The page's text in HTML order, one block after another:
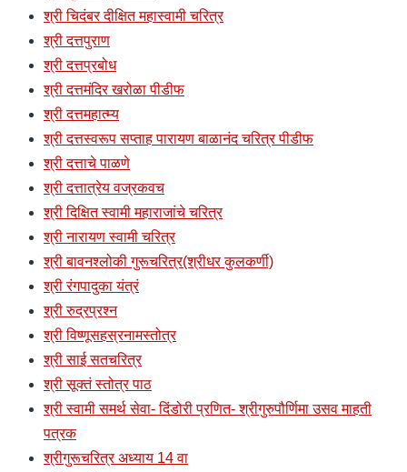
श्री चिदंबर दीक्षित महास्वामी चरित्र
श्री दत्तपुराण
श्री दत्तप्रबोध
श्री दत्तमंदिर खरोळा पीडीफ
श्री दत्तमहात्म्य
श्री दत्तस्वरूप सप्ताह पारायण बाळानंद चरित्र पीडीफ
श्री दत्ताचे पाळणे
श्री दत्तात्रेय वज्रकवच
श्री दिक्षित स्वामी महाराजांचे चरित्र
श्री नारायण स्वामी चरित्र
श्री बावनश्लोकी गुरूचरित्र(श्रीधर कुलकर्णी)
श्री रंगपादुका यंत्रं
श्री रुद्रप्रश्न
श्री विष्णूसहस्रनामस्तोत्र
श्री साई सतचरित्र
श्री सूक्तं स्तोत्र पाठ
श्री स्वामी समर्थ सेवा- दिंडोरी प्रणित- श्रीगुरुपौर्णिमा उसव माहती
पत्रक
श्रीगुरूचरित्र अध्याय 14 वा